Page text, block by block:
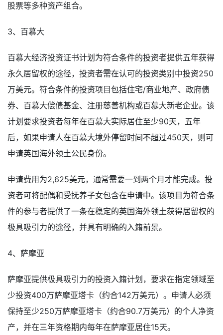
股票等多种资产组合。
3、百慕大
百慕大经济投资证书计划为符合条件的投资者提供五年获得
永久居留权的途径，投资者需在认可的投资类别中投资250
万美元。符合条件的投资项目包括住宅/商业地产、政府债
券、百慕大偿债基金、注册慈善机构或百慕大新老企业。该
计划要求投资者每年在百慕大实际居住至少90天，五年
后，如果申请人在百慕大境外停留时间不超过450天，则可
申请英国海外领土公民身份。
申请费用为2,625美元，通常需要一到两个月才能完成。投
资者可将配偶和受抚养子女包含在申请中。该项目为符合条
件的参与者提供了一条在稳定的英国海外领土获得居留权的
极具吸引力的途径，并具有明确的入籍前景。
4、萨摩亚
萨摩亚提供极具吸引力的投资入籍计划，要求在指定领域至
少投资400万萨摩亚塔卡（约合142万美元）。申请人必须
保持至少250万萨摩亚塔卡（约合90.7万美元）的个人净资
产，并在三年资格期内每年在萨摩亚居住15天。